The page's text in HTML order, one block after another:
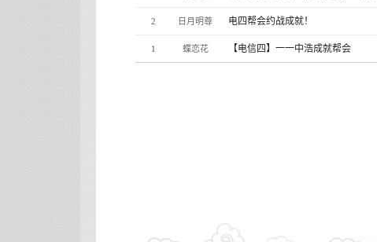
2 日月明尊 电四帮会约战成就！
1 蝶恋花 【电信四】一一中浩成就帮会